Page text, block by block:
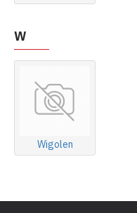
W
Wigolen